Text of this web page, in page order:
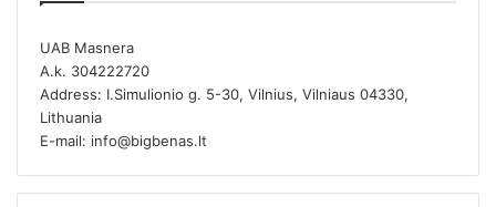
UAB Masnera
A.k. 304222720
Address: I.Simulionio g. 5-30, Vilnius, Vilniaus 04330,
Lithuania
E-mail: info@bigbenas.lt